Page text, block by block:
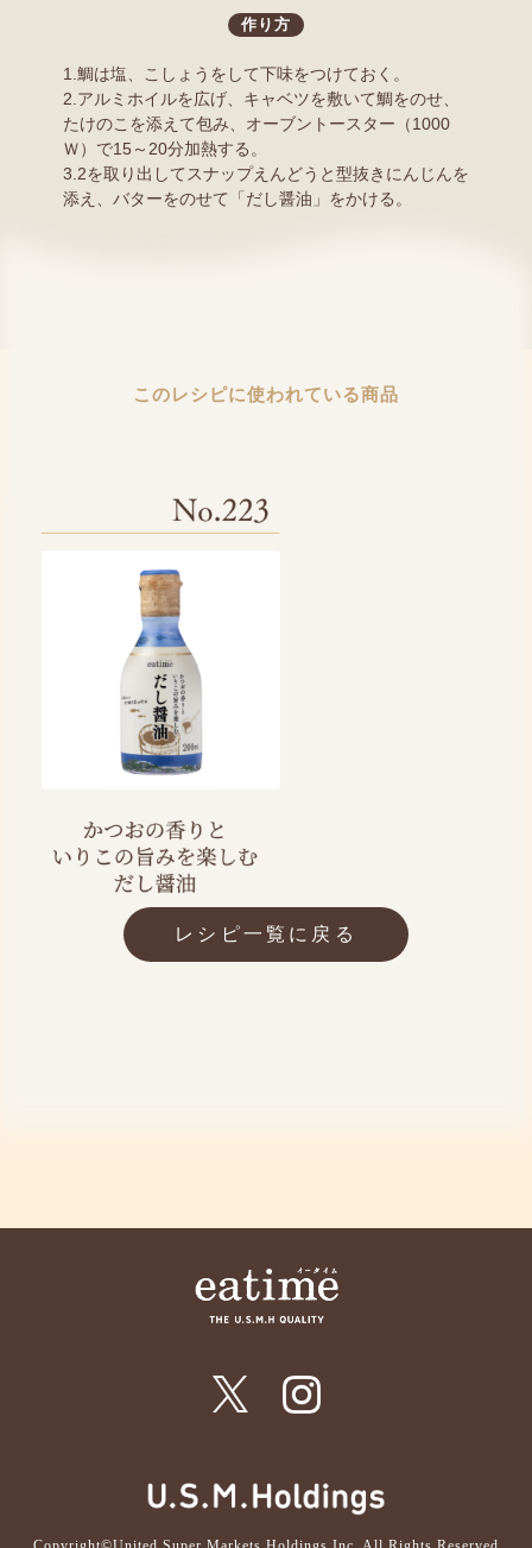
作り方
1.鯛は塩、こしょうをして下味をつけておく。
2.アルミホイルを広げ、キャベツを敷いて鯛をのせ、
たけのこを添えて包み、オーブントースター（1000
Ｗ）で15～20分加熱する。
3.2を取り出してスナップえんどうと型抜きにんじんを
添え、バターをのせて「だし醤油」をかける。
このレシピに使われている商品
レシピ一覧に戻る